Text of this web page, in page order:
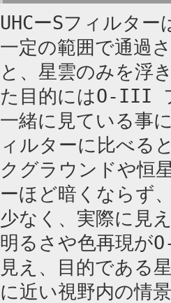
UHCーSフィルタ
一定の範囲で通過
と、星雲のみを浮
た目的にはO-III
一緒に見ている事
ィルターに比べる
クグラウンドや
ーほど暗くならず
少なく、実際に見
明るさや色再現が
見え、目的である
に近い視野内の情